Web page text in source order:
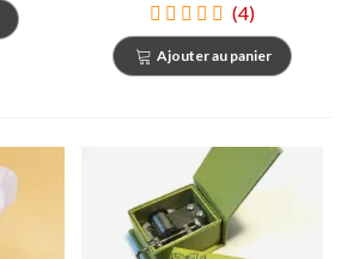
(4)
Ajouter au panier